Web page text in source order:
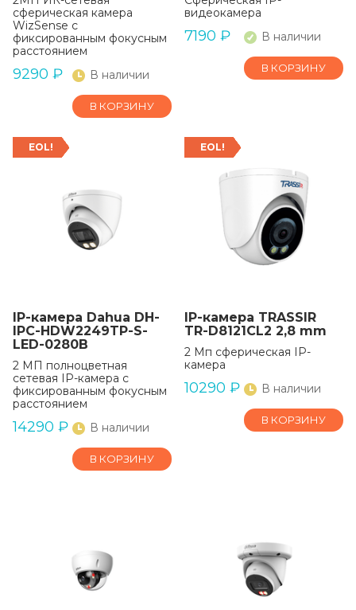
сферическая камера
WizSense с
фиксированным фокусным
расстоянием
9290 ₽ В наличии
В КОРЗИНУ
видеокамера
7190 ₽ В наличии
В КОРЗИНУ
EOL!
IP-камера Dahua DH-
IPC-HDW2249TP-S-
LED-0280B
2 МП полноцветная
сетевая IP-камера с
фиксированным фокусным
расстоянием
14290 ₽ В наличии
В КОРЗИНУ
EOL!
IP-камера TRASSIR
TR-D8121CL2 2,8 mm
2 Мп сферическая IP-
камера
10290 ₽ В наличии
В КОРЗИНУ